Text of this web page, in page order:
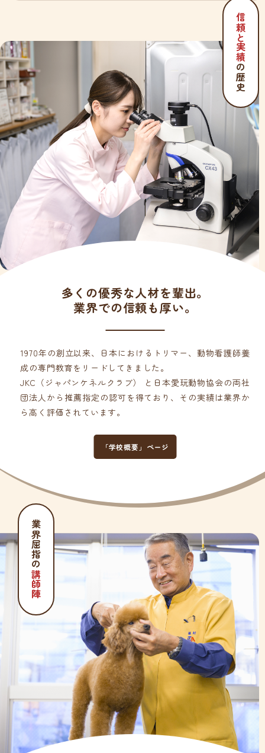
信頼と実績
の歴史
多くの優秀な人材を輩出。
業界での信頼も厚い。
1970年の創立以来、日本におけるトリマー、動物看護師養
成の専門教育をリードしてきました。
JKC（ジャパンケネルクラブ） と日本愛玩動物協会の両社
団法人から推薦指定の認可を得ており、その実績は業界か
ら高く評価されています。
「学校概要」ページ
業界屈指の
講師陣